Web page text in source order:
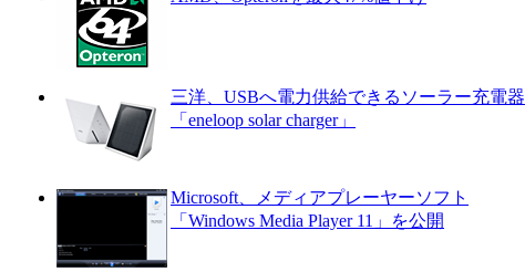
三洋、USBへ電力供給できるソーラー充電器
「eneloop solar charger」
Microsoft、メディアプレーヤーソフト
「Windows Media Player 11」を公開